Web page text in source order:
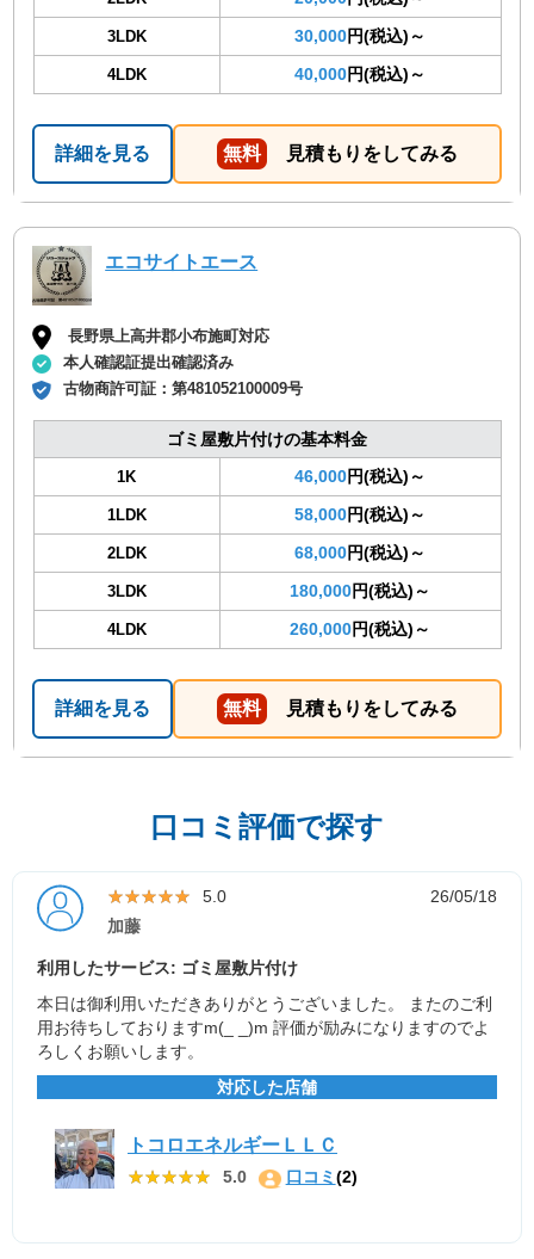
3LDK 30,000円(税込)～
4LDK 40,000円(税込)～
詳細を見る 無料 見積もりをしてみる
エコサイトエース
長野県上高井郡小布施町対応
本人確認証提出確認済み
古物商許可証：第481052100009号
ゴミ屋敷片付けの基本料金
1K 46,000円(税込)～
1LDK 58,000円(税込)～
2LDK 68,000円(税込)～
3LDK 180,000円(税込)～
4LDK 260,000円(税込)～
詳細を見る 無料 見積もりをしてみる
口コミ評価で探す
★★★★★
★★★★★ 5.0
26/05/18
加藤
利用したサービス: ゴミ屋敷片付け
本日は御利用いただきありがとうございました。 またのご利
用お待ちしておりますm(_ _)m 評価が励みになりますのでよ
ろしくお願いします。
対応した店舗
トコロエネルギーＬＬＣ
★★★★★
★★★★★ 5.0 口コミ(2)